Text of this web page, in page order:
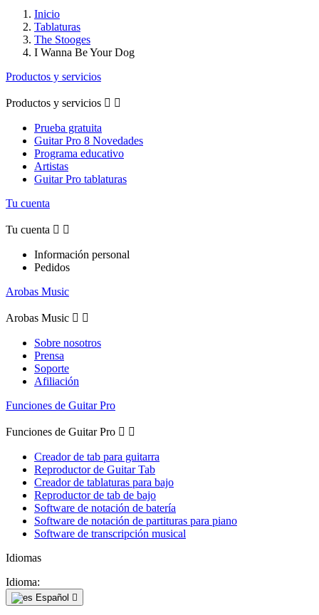
Inicio
Tablaturas
The Stooges
I Wanna Be Your Dog
Productos y servicios
Productos y servicios  
Prueba gratuita
Guitar Pro 8 Novedades
Programa educativo
Artistas
Guitar Pro tablaturas
Tu cuenta
Tu cuenta  
Información personal
Pedidos
Arobas Music
Arobas Music  
Sobre nosotros
Prensa
Soporte
Afiliación
Funciones de Guitar Pro
Funciones de Guitar Pro  
Creador de tab para guitarra
Reproductor de Guitar Tab
Creador de tablaturas para bajo
Reproductor de tab de bajo
Software de notación de batería
Software de notación de partituras para piano
Software de transcripción musical
Idiomas
Idioma:
Español 